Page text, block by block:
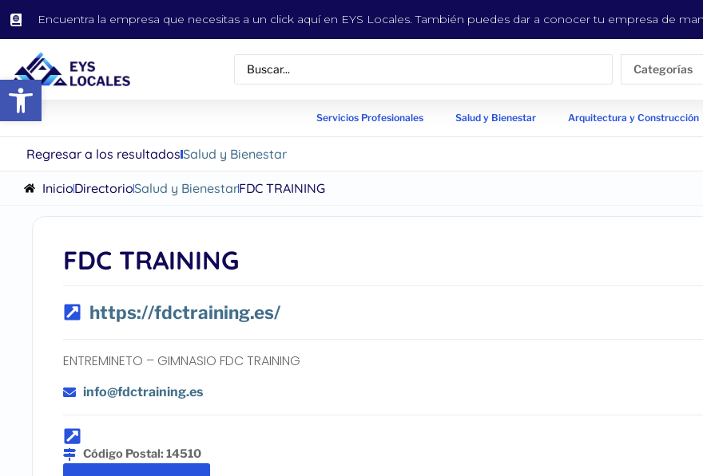
Abrir barra de herramientas
Encuentra la empresa que necesitas a un click aquí en EYS Locales. También puedes dar a conocer tu empresa de
Categorías
Servicios Profesionales Salud y Bienestar Arquitectura y Construcción
Regresar a los resultadosSalud y Bienestar
InicioDirectorioSalud y BienestarFDC TRAINING
FDC TRAINING
https://fdctraining.es/
ENTREMINETO – GIMNASIO FDC TRAINING
info@fdctraining.es
Código Postal: 14510